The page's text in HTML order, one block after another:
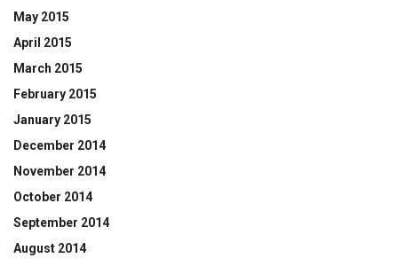
May 2015
April 2015
March 2015
February 2015
January 2015
December 2014
November 2014
October 2014
September 2014
August 2014